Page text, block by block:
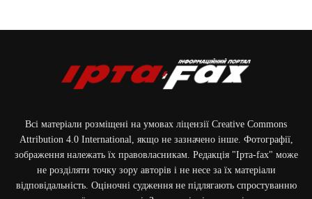
Всі матеріали розміщені на умовах ліцензії Creative Commons
Attribution 4.0 International, якщо не зазначено інше. Фотографії,
зображення належать їх правовласникам. Редакція "Ірта-fax" може
не розділяти точку зору авторів і не несе за їх матеріали
відповідальність. Оціночні судження не підлягають спростуванню